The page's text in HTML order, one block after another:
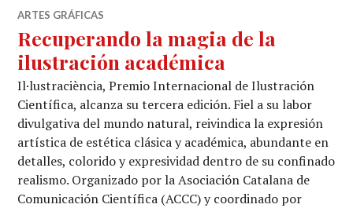
ARTES GRÁFICAS
Recuperando la magia de la
ilustración académica
Il·lustraciència, Premio Internacional de Ilustración
Científica, alcanza su tercera edición. Fiel a su labor
divulgativa del mundo natural, reivindica la expresión
artística de estética clásica y académica, abundante en
detalles, colorido y expresividad dentro de su confinado
realismo. Organizado por la Asociación Catalana de
Comunicación Científica (ACCC) y coordinado por